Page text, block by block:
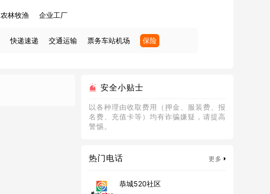
农林牧渔 企业工厂
快递速递 交通运输 票务车站机场 保险
安全小贴士
以各种理由收取费用（押金、服装费、报
名费、充值卡等）均有诈骗嫌疑，请提高
警惕。
热门电话 更多
恭城520社区